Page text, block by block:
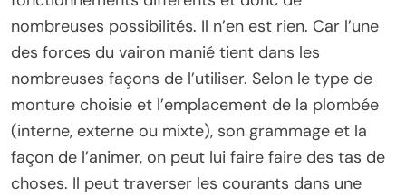
nombreuses possibilités. Il n’en est rien. Car l’une
des forces du vairon manié tient dans les
nombreuses façons de l’utiliser. Selon le type de
monture choisie et l’emplacement de la plombée
(interne, externe ou mixte), son grammage et la
façon de l’animer, on peut lui faire faire des tas de
choses. Il peut traverser les courants dans une